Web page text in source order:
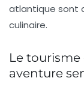
atlantique sont
culinaire.
Le
aventure